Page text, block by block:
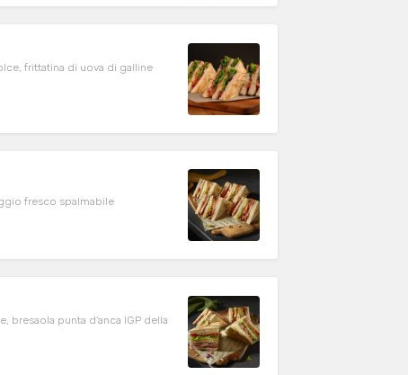
frittatina di uova di galline
fresco spalmabile
bresaola punta d'anca IGP della